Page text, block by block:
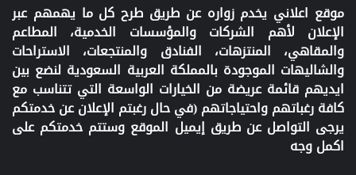
موقع اعلاني يخدم زواره عن طريق طرح كل ما يهمهم عبر
الإعلان لأهم الشركات والمؤسسات الخدمية، المطاعم
والمقاهي، المنتزهات، الفنادق والمنتجعات، الاستراحات
والشاليهات الموجودة بالمملكة العربية السعودية لنضع بين
ايديهم قائمة عريضة من الخيارات الواسعة التي تتناسب مع
كافة رغباتهم واحتياجاتهم (في حال رغبتم الإعلان عن خدمتكم
يرجى التواصل عن طريق إيميل الموقع وستتم خدمتكم على
اكمل وجه